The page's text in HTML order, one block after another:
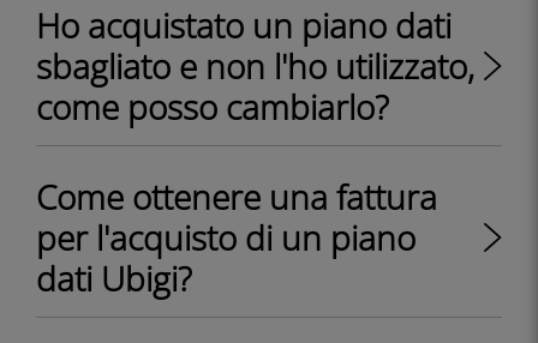
Ho acquistato un piano dati
sbagliato e non l'ho utilizzato,
come posso cambiarlo?
Come ottenere una fattura
per l'acquisto di un piano
dati Ubigi?